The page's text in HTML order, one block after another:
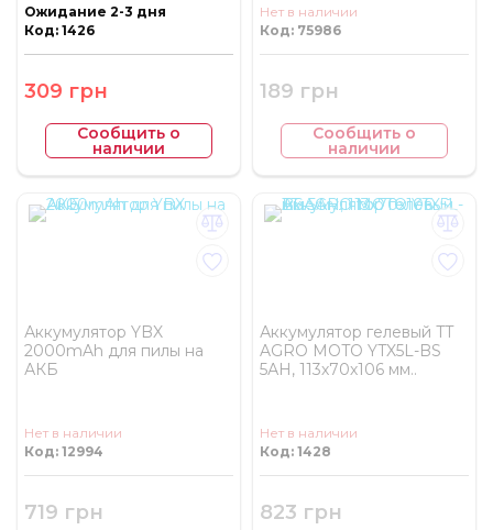
Ожидание 2-3 дня
Код: 1426
309 грн
Сообщить о
наличии
Нет в наличии
Код: 75986
189 грн
Сообщить о
наличии
Аккумулятор YBX
2000mAh для пилы на
АКБ
Нет в наличии
Код: 12994
719 грн
Аккумулятор гелевый TT
AGRO MOTO YTX5L-BS
5АH, 113х70х106 мм..
Нет в наличии
Код: 1428
823 грн